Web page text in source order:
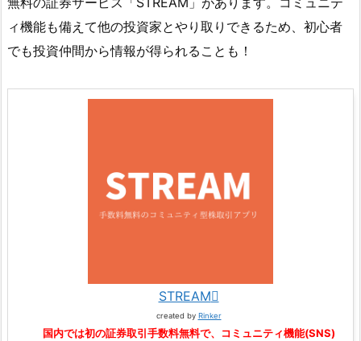
ィ機能も備えて他の投資家とやり取りできるため、初心者
でも投資仲間から情報が得られることも！
STREAM
created by Rinker
国内では初の証券取引手数料無料で、コミュニティ機能(SNS)